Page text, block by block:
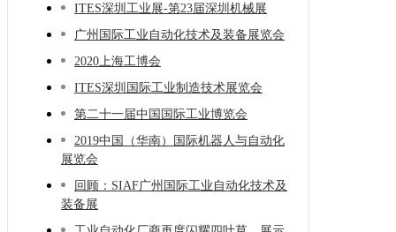
ITES深圳工业展-第23届深圳机械展
广州国际工业自动化技术及装备展览会
2020上海工博会
ITES深圳国际工业制造技术展览会
第二十一届中国国际工业博览会
2019中国（华南）国际机器人与自动化
展览会
回顾：SIAF广州国际工业自动化技术及
装备展